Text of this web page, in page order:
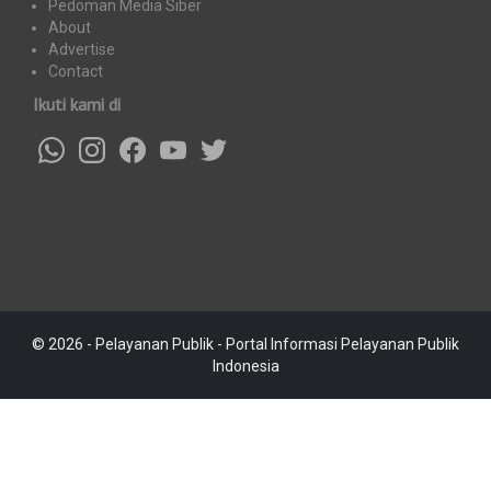
Pedoman Media Siber
About
Advertise
Contact
Ikuti kami di
© 2026 - Pelayanan Publik - Portal Informasi Pelayanan Publik
Indonesia